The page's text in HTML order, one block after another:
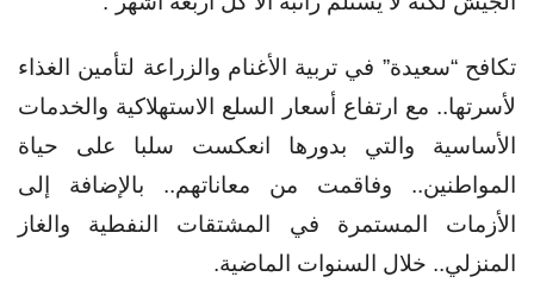
تكافح “سعيدة” في تربية الأغنام والزراعة لتأمين الغذاء
لأسرتها.. مع ارتفاع أسعار السلع الاستهلاكية والخدمات
الأساسية والتي بدورها انعكست سلبا على حياة
المواطنين.. وفاقمت من معاناتهم.. بالإضافة إلى
الأزمات المستمرة في المشتقات النفطية والغاز
المنزلي.. خلال السنوات الماضية.